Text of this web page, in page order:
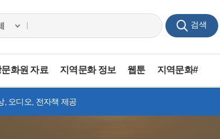
검색
화원 자료 지역문화 정보 웹툰 지역문화#
, 오디오, 전자책 제공